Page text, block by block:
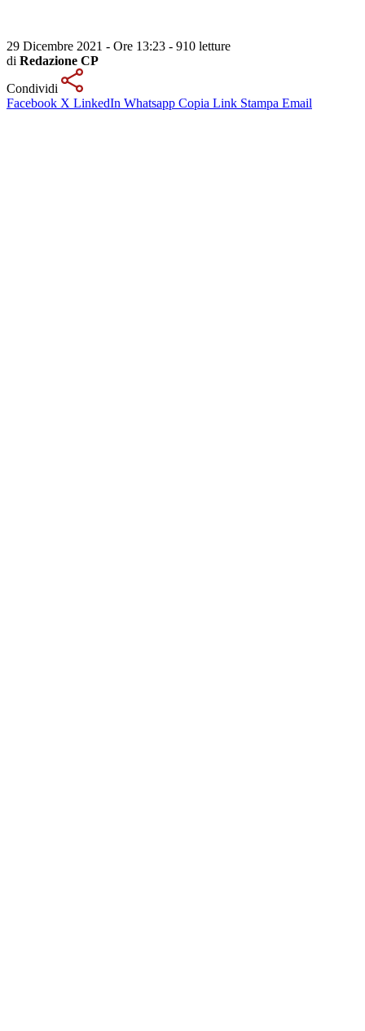
29 Dicembre 2021 - Ore 13:23 - 910 letture
di Redazione CP
Condividi
Facebook X LinkedIn Whatsapp Copia Link Stampa Email